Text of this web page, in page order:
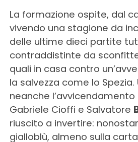
La formazione ospite, dal
vivendo una stagione da
delle ultime dieci partite
contraddistinte da
quali in casa contro
la salvezza come lo Spezia.
neanche
Gabriele Cioffi e Salvatore
riuscito a invertire:
gialloblù, almeno sulla